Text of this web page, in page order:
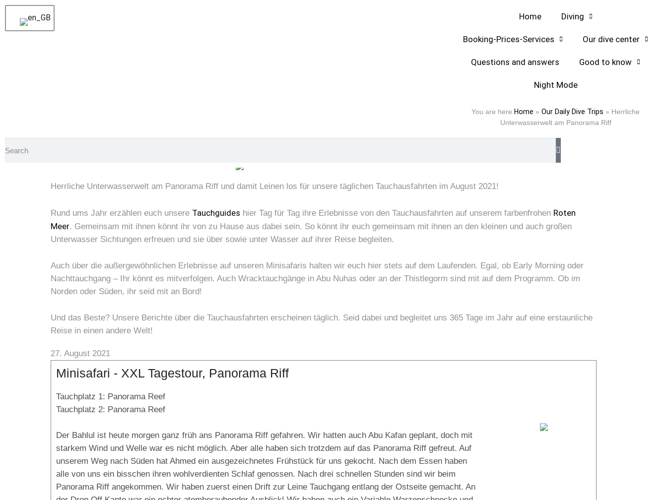
Home Diving
Booking-Prices-Services Our dive center
Questions and answers Good to know
Night Mode
You are here Home »Our Daily Dive Trips » Herrliche
Unterwasserwelt am Panorama Riff
Herrliche Unterwasserwelt am Panorama Riff
Herrliche Unterwasserwelt am Panorama Riff und damit Leinen los für unsere täglichen Tauchausfahrten im August 2021!
Rund ums Jahr erzählen euch unsere Tauchguides hier Tag für Tag ihre Erlebnisse von den Tauchausfahrten auf unserem farbenfrohen Roten
Meer. Gemeinsam mit ihnen könnt ihr von zu Hause aus dabei sein. So könnt ihr euch gemeinsam mit ihnen an den kleinen und auch großen
Unterwasser Sichtungen erfreuen und sie über sowie unter Wasser auf ihrer Reise begleiten.
Auch über die außergewöhnlichen Erlebnisse auf unseren Minisafaris halten wir euch hier stets auf dem Laufenden. Egal, ob Early Morning oder
Nachttauchgang – Ihr könnt es mitverfolgen. Auch Wracktauchgänge in Abu Nuhas oder an der Thistlegorm sind mit auf dem Programm. Ob im
Norden oder Süden, ihr seid mit an Bord!
Und das Beste? Unsere Berichte über die Tauchausfahrten erscheinen täglich. Seid dabei und begleitet uns 365 Tage im Jahr auf eine erstaunliche
Reise in einen andere Welt!
27. August 2021
Minisafari - XXL Tagestour, Panorama Riff
Tauchplatz 1: Panorama Reef
Tauchplatz 2: Panorama Reef
Der Bahlul ist heute morgen ganz früh ans Panorama Riff gefahren. Wir hatten auch Abu Kafan geplant, doch mit
starkem Wind und Welle war es nicht möglich. Aber alle haben sich trotzdem auf das Panorama Riff gefreut. Auf
unserem Weg nach Süden hat Ahmed ein ausgezeichnetes Frühstück für uns gekocht. Nach dem Essen haben
alle von uns ein bisschen ihren wohlverdienten Schlaf genossen. Nach drei schnellen Stunden sind wir beim
Panorama Riff angekommen. Wir haben zuerst einen Drift zur Leine Tauchgang entlang der Ostseite gemacht. An